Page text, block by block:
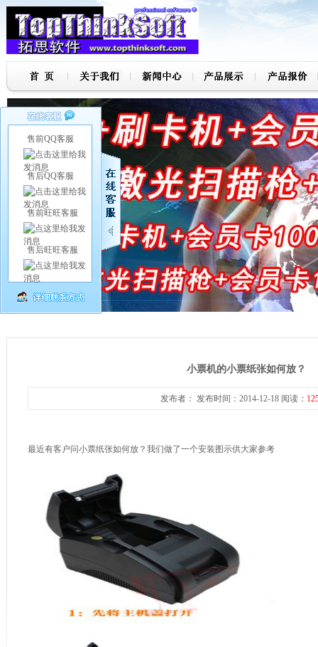
小票机的小票纸张如何放？
发布者： 发布时间：2014-12-18 阅读：
最近有客户问小票纸张如何放？我们做了一个安装图示供大家参考
售前QQ客服
售后QQ客服
售前旺旺客服
售后旺旺客服